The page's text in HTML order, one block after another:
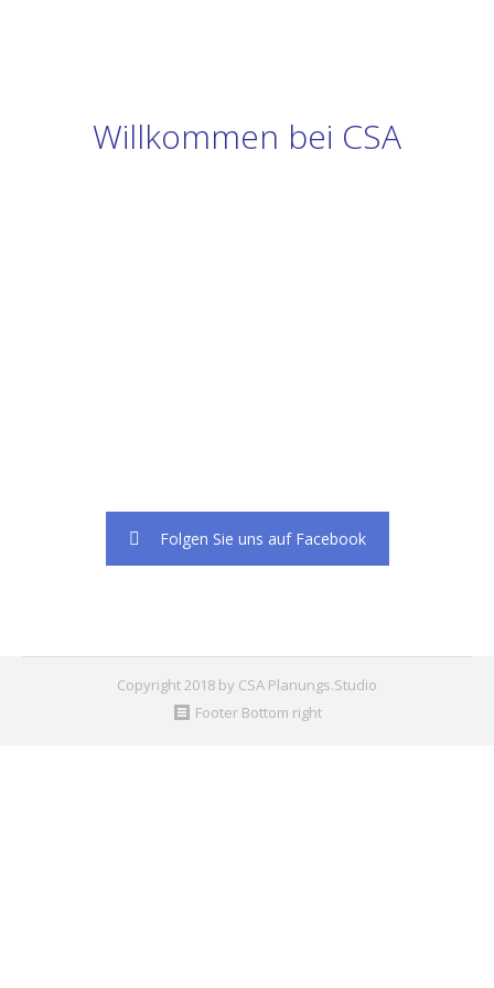
Willkommen bei CSA
Folgen Sie uns auf Facebook
Copyright 2018 by CSA Planungs.Studio
Footer Bottom right